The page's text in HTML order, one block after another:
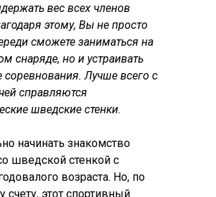
вес всех членов
этому, Вы не просто
сможете заниматься на
снаряде, но и устраивать
Лучше всего с
справляются
шведские стенки.
начинать знакомство
шведской стенкой с
возраста. Но, по
этот спортивный